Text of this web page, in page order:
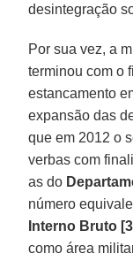
desintegração
Por sua vez, a
terminou com o
estancamento
expansão das
que em 2012 o
verbas com
as do
número
Interno Bruto
como área